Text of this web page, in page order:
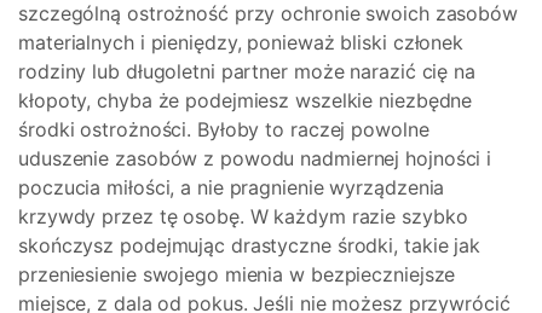
szczególną ostrożność przy ochronie swoich zasobów
materialnych i pieniędzy, ponieważ bliski członek
rodziny lub długoletni partner może narazić cię na
kłopoty, chyba że podejmiesz wszelkie niezbędne
środki ostrożności. Byłoby to raczej powolne
uduszenie zasobów z powodu nadmiernej hojności i
poczucia miłości, a nie pragnienie wyrządzenia
krzywdy przez tę osobę. W każdym razie szybko
skończysz podejmując drastyczne środki, takie jak
przeniesienie swojego mienia w bezpieczniejsze
miejsce, z dala od pokus. Jeśli nie możesz przywrócić